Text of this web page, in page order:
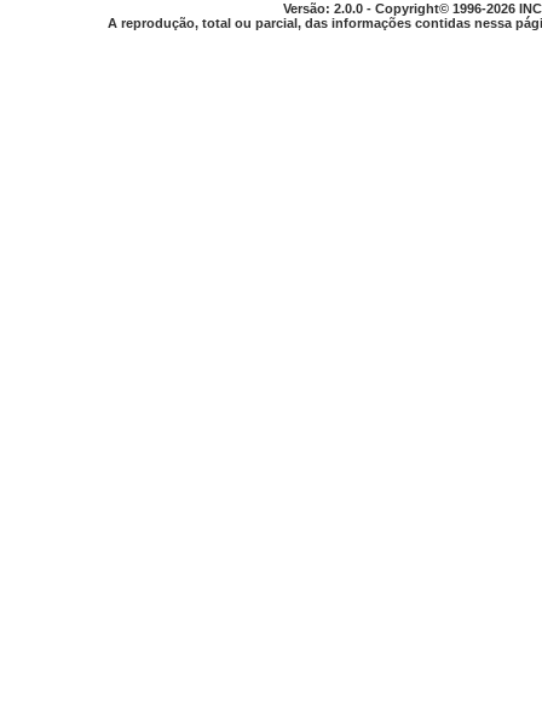
Versão: 2.0.0 - Copyright© 1996-2026
A reprodução, total ou parcial, das informações contidas nessa